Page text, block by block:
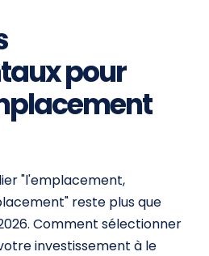
pour
"l'emplacement,
reste plus que
Comment sélectionner
investissement à le